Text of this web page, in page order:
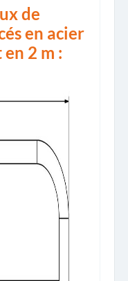
de
en acier
2 m :